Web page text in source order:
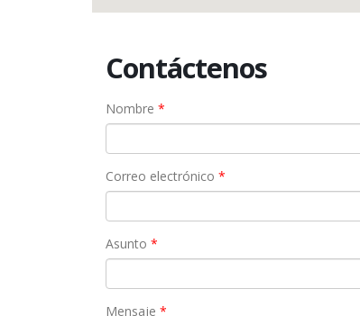
Contáctenos
Nombre *
Correo electrónico *
Asunto *
Mensaje *